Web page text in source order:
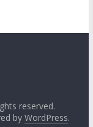
reserved.
by WordPress.